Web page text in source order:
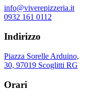
info@viverepizzeria.it
0932 161 0112
Indirizzo
Piazza Sorelle Arduino,
30, 97019 Scoglitti RG
Orari